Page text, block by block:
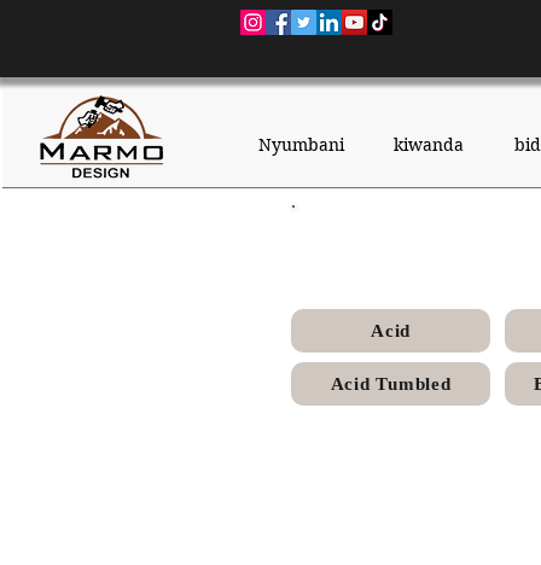
Nyumbani kiwanda
Acid
Acid Tumbled